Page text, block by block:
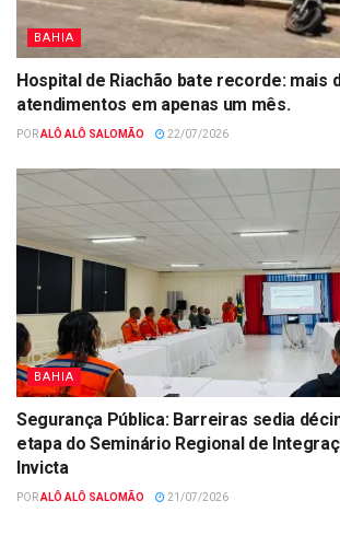
BAHIA
Hospital de Riachão bate recorde: mais
atendimentos em apenas um mês.
PORALÔ ALÔ SALOMÃO 22/07/2026
BAHIA
Segurança Pública: Barreiras sedia
etapa do Seminário Regional de
Invicta
PORALÔ ALÔ SALOMÃO 21/07/2026